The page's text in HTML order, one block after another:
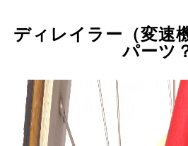
ディレイラー（変速
パーツ